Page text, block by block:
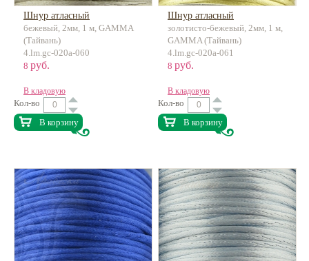
Шнур атласный
бежевый, 2мм, 1 м, GAMMA
(Тайвань)
4.lm.gc-020a-060
8 руб.
В кладовую
Кол-во
В корзину
Шнур атласный
золотисто-бежевый, 2мм, 1 м,
GAMMA (Тайвань)
4.lm.gc-020a-061
8 руб.
В кладовую
Кол-во
В корзину